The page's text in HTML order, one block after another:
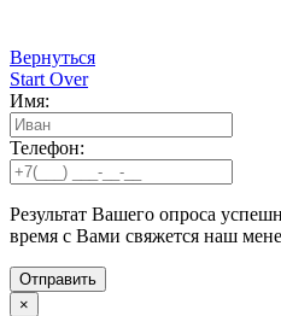
Вернуться
Start Over
Имя:
Телефон:
Результат Вашего опроса
время с Вами свяжется наш
×